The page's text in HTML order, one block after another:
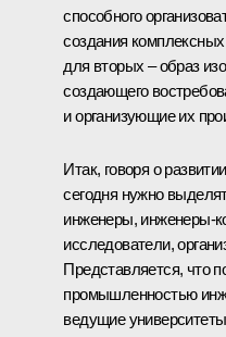
способного
создания
для вторых – образ
создающего
и организующие их
Итак, говоря о
сегодня нужно
инженеры, инженеры-
исследователи,
Представляется, что
промышленностью
ведущие